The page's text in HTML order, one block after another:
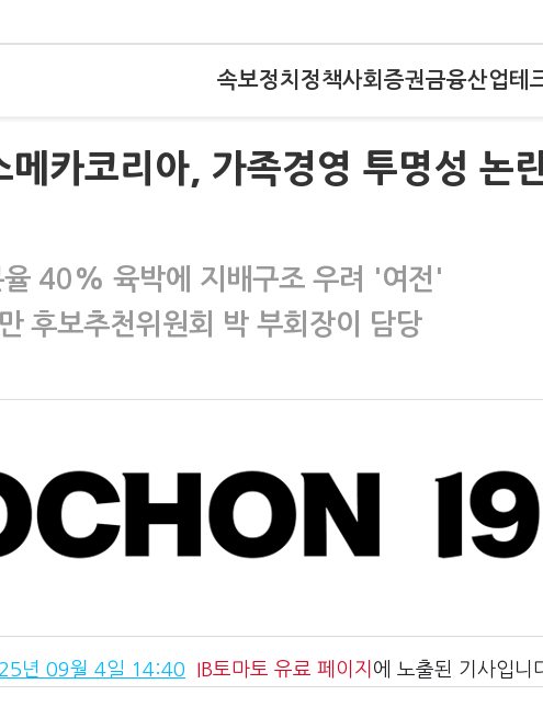
속보정치 정책사회 증권금융산업테
메카코리아, 가족경영 투명성 논
율 40% 육박에 지배구조 우려 '여전'
후보추천위원회 박 부회장이 담당
년 09월 4일 14:40 IB토마토 유료 페이지 에 노출된 기사입니